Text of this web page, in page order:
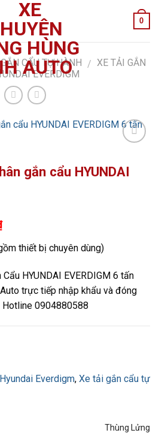
0
CẨU TỰ HÀNH / XE TẢI GẮN
EVERDIGM
Wishlist
gắn cẩu HYUNDAI
thiết bị chuyên dùng)
HYUNDAI EVERDIGM 6 tấn
trực tiếp nhập khẩu và đóng
Hotline 0904880588
Everdigm, Xe tải gắn cẩu tự
Thùng Lửng